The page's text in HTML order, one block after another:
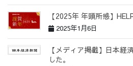
【2025年 年頭所感】
2025年1月6日
【メディア掲載】日本経
した。